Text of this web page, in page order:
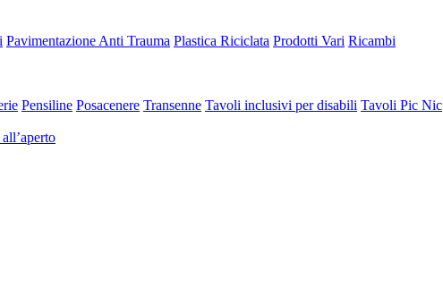
Pavimentazione Anti Trauma Plastica Riciclata Prodotti Vari Ricambi
Pensiline Posacenere Transenne Tavoli inclusivi per disabili Tavoli Pic Nic